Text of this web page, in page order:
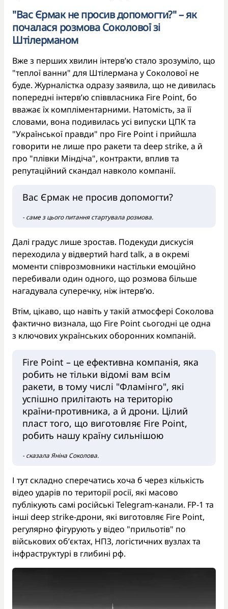
"Вас Єрмак не просив допомогти?" – як
почалася розмова Соколової зі
Штілерманом
Вже з перших хвилин інтервʼю стало зрозуміло, що
"теплої ванни" для Штілермана у Соколової не
буде. Журналістка одразу заявила, що не дивилась
попередні інтерв’ю співвласника Fire Point, бо
вважає їх компліментарними. Натомість, за її
словами, вона подивилась усі випуски ЦПК та
"Української правди" про Fire Point і прийшла
говорити не лише про ракети та deep strike, а й
про "плівки Міндіча", контракти, вплив та
репутаційний скандал навколо компанії.
Вас Єрмак не просив допомогти?
- саме з цього питання стартувала розмова.
Далі градус лише зростав. Подекуди дискусія
переходила у відвертий hard talk, а в окремі
моменти співрозмовники настільки емоційно
перебивали один одного, що розмова більше
нагадувала суперечку, ніж інтерв’ю.
Втім, цікаво, що навіть у такій атмосфері Соколова
фактично визнала, що Fire Point сьогодні це одна
з ключових українських оборонних компаній.
Fire Point – це ефективна компанія, яка
робить не тільки відомі вам всім
ракети, в тому числі "Фламінго", які
успішно прилітають на територію
країни-противника, а й дрони. Цілий
пласт того, що виготовляє Fire Point,
робить нашу країну сильнішою
- сказала Яніна Соколова.
І тут складно сперечатись хоча б через кількість
відео ударів по території росії, які масово
публікують самі російські Telegram-канали. FP-1 та
інші deep strike-дрони, які виготовляє Fire Point,
регулярно фігурують у відео "прильотів" по
військових об’єктах, НПЗ, логістичних вузлах та
інфраструктурі в глибині рф.